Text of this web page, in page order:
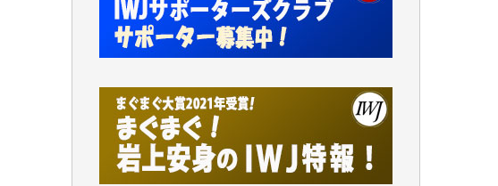
お役立てください。（H.O.様）
今日、僅かですがカンパしました。（T.M.
今日、僅かですがカンパしました。IWJの危
機を乗り切るには到底及ばない額ですが病気
の妻を抱えている私にとっては精一杯のカン
パです。